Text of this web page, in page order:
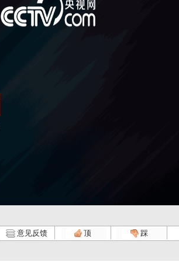
意见反馈 顶 踩